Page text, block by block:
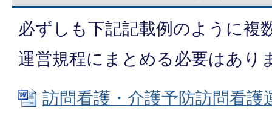
必ずしも下記記載例のように複
運営規程にまとめる必要はあり
訪問看護・介護予防訪問看護